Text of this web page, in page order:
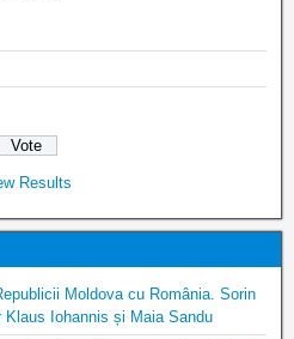
Results
Moldova cu România. Sorin
Klaus Iohannis și Maia Sandu